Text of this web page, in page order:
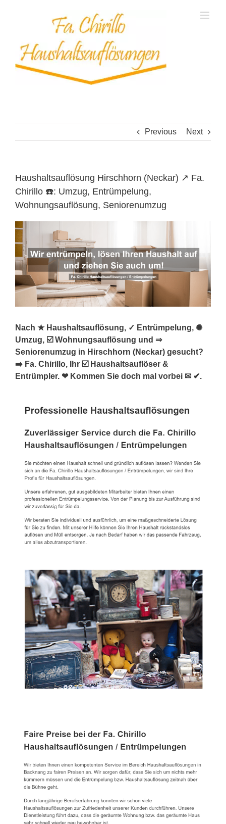
Previous Next
Haushaltsauflösung Hirschhorn (Neckar) ↗️ Fa.
Chirillo ☎️: Umzug, Entrümpelung,
Wohnungsauflösung, Seniorenumzug
Nach ★ Haushaltsauflösung, ✓ Entrümpelung, ✺
Umzug, ☑️ Wohnungsauflösung und ⇒
Seniorenumzug in Hirschhorn (Neckar) gesucht?
➡️ Fa. Chirillo, Ihr ☑️ Haushaltsauflöser &
Entrümpler. ❤ Kommen Sie doch mal vorbei ✉ ✔.